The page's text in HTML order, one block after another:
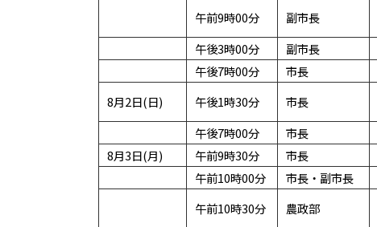
午前9時00分
副市長
午後3時00分
副市長
午後7時00分
市長
8月2日(日)
午後1時30分 市長
午後7時00分
市長
8月3日(月)
午前9時30分 市長
午前10時00分
市長・副市長
午前10時30分
農政部